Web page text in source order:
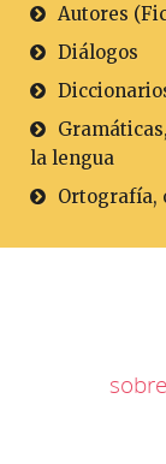
Autores
Diálogos
la lengua
Ortografía,